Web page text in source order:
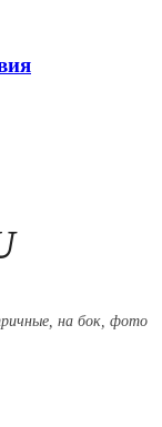
на бок, фото